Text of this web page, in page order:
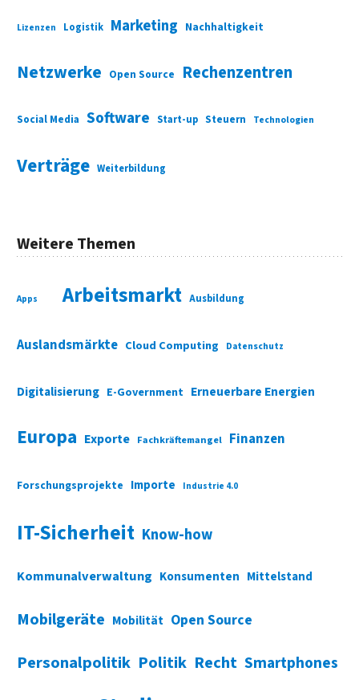
Lizenzen Logistik Marketing Nachhaltigkeit
Netzwerke Open Source Rechenzentren
Social Media Software Start-up Steuern Technologien
Verträge Weiterbildung
Weitere Themen
Apps Arbeitsmarkt Ausbildung
Auslandsmärkte Cloud Computing Datenschutz
Digitalisierung E-Government Erneuerbare Energien
Europa Exporte Fachkräftemangel Finanzen
Forschungsprojekte Importe Industrie 4.0
IT-Sicherheit Know-how
Kommunalverwaltung Konsumenten Mittelstand
Mobilgeräte Mobilität Open Source
Personalpolitik Politik Recht Smartphones